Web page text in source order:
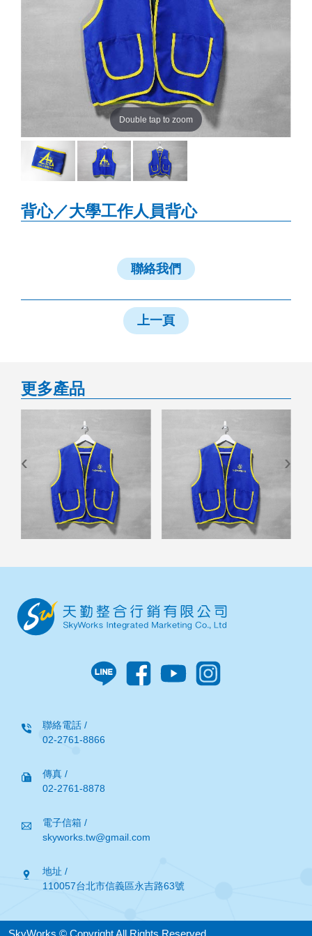
Double tap to zoom
背心／大學工作人員背心
聯絡我們
上一頁
更多產品
‹ ›
聯絡電話 /
02-2761-8866
傳真 /
02-2761-8878
電子信箱 /
skyworks.tw@gmail.com
地址 /
110057台北市信義區永吉路63號
SkyWorks © Copyright All Rights Reserved.